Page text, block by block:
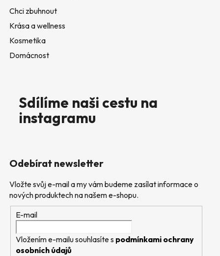
Chci zbuhnout
Krása a wellness
Kosmetika
Domácnost
Sdílíme naši cestu na
instagramu
Odebírat newsletter
Vložte svůj e-mail a my vám budeme zasílat informace o
nových produktech na našem e-shopu.
E-mail
Vložením e-mailu souhlasíte s podmínkami ochrany
osobních údajů